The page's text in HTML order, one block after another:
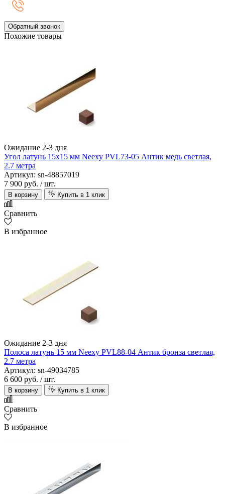
Обратный звонок
Похожие товары
Ожидание 2-3 дня
Угол латунь 15x15 мм Neexy PVL73-05 Антик медь светлая,
2.7 метра
Артикул: sn-48857019
7 900 руб. / шт.
В корзину Купить в 1 клик
Сравнить
В избранное
Ожидание 2-3 дня
Полоса латунь 15 мм Neexy PVL88-04 Антик бронза светлая,
2.7 метра
Артикул: sn-49034785
6 600 руб. / шт.
В корзину Купить в 1 клик
Сравнить
В избранное